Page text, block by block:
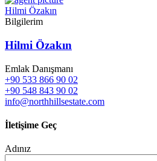
Hilmi Özakın
Bilgilerim
Hilmi Özakın
Emlak Danışmanı
+90 533 866 90 02
+90 548 843 90 02
info@northhillsestate.com
İletişime Geç
Adınız